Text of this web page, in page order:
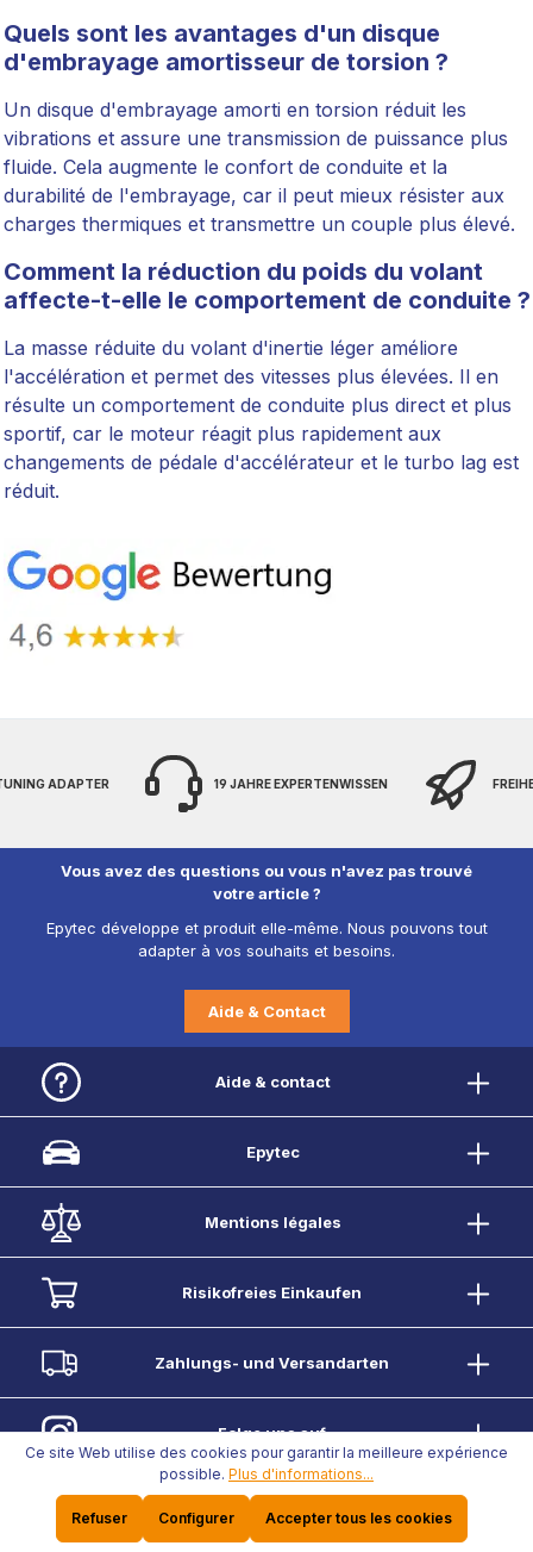
Quels sont les avantages d'un disque
d'embrayage amortisseur de torsion ?
Un disque d'embrayage amorti en torsion réduit les
vibrations et assure une transmission de puissance plus
fluide. Cela augmente le confort de conduite et la
durabilité de l'embrayage, car il peut mieux résister aux
charges thermiques et transmettre un couple plus élevé.
Comment la réduction du poids du volant
affecte-t-elle le comportement de conduite ?
La masse réduite du volant d'inertie léger améliore
l'accélération et permet des vitesses plus élevées. Il en
résulte un comportement de conduite plus direct et plus
sportif, car le moteur réagit plus rapidement aux
changements de pédale d'accélérateur et le turbo lag est
réduit.
ADAPTER 19 JAHRE EXPERTENWISSEN
Vous avez des questions ou vous n'avez pas trouvé
votre article ?
Epytec développe et produit elle-même. Nous pouvons tout
adapter à vos souhaits et besoins.
Aide & Contact
Aide & contact
Epytec
Mentions légales
Risikofreies Einkaufen
Zahlungs- und Versandarten
Folge uns auf
Vertrag widerrufen
Ce site Web utilise des cookies pour garantir la meilleure expérience
possible. Plus d'informations...
Refuser Configurer Accepter tous les cookies